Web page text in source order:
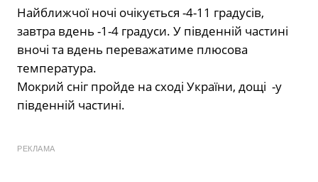
Найближчої ночі очікується -4-11 градусів,
завтра вдень -1-4 градуси. У південній частині
вночі та вдень переважатиме плюсова
температура.
Мокрий сніг пройде на сході України, дощі -у
південній частині.
РЕКЛАМА